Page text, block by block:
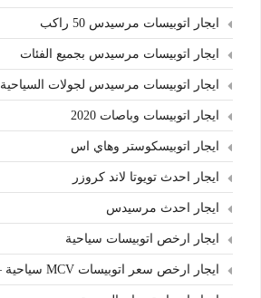
ايجار اتوبيسات مرسيدس 50 راكب
ايجار اتوبيسات مرسيدس بجميع الفئات
ايجار اتوبيسات مرسيدس لجولات السياحية
ايجار اتوبيسات وباصات 2020
ايجار اتوبيسكوستر وهاي اس
ايجار احدث تويوتا لاند كروزر
ايجار احدث مرسيدس
ايجار ارخص اتوبيسات سياحية
ايجار ارخص سعر اتوبيسات MCV سياحية – تورست باص